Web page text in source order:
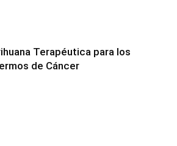
Terapéutica para los
de Cáncer